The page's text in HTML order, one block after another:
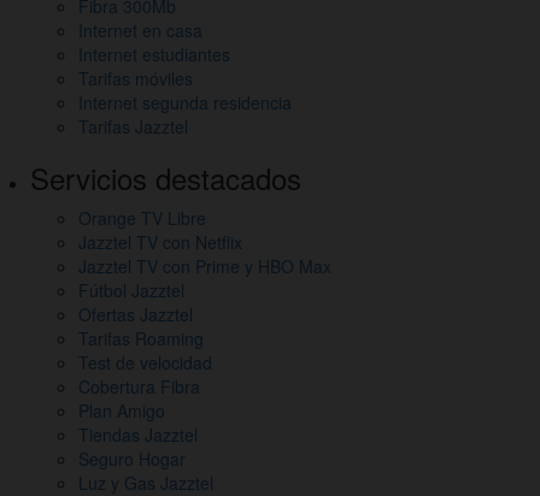
otros
enlaces
de
interés
Fibra 300Mb
Internet en casa
Internet estudiantes
Tarifas móviles
Internet segunda residencia
Tarifas Jazztel
Servicios destacados
Orange TV Libre
Jazztel TV con Netflix
Jazztel TV con Prime y HBO Max
Fútbol Jazztel
Ofertas Jazztel
Tarifas Roaming
Test de velocidad
Cobertura Fibra
Plan Amigo
Tiendas Jazztel
Seguro Hogar
Luz y Gas Jazztel